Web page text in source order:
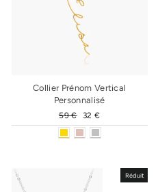
Collier Prénom Vertical
Personnalisé
Prix
régulier
59 €
Prix
réduit
32 €
Réduit